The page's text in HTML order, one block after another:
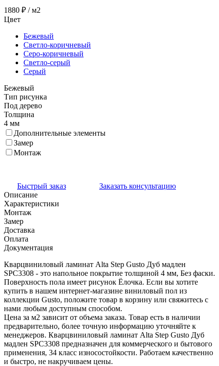
1880 ₽ / м2
Цвет
Бежевый
Светло-коричневый
Серо-коричневый
Светло-серый
Серый
Бежевый
Тип рисунка
Под дерево
Толщина
4 мм
Дополнительные элементы
Замер
Монтаж
Быстрый заказ
Заказать консультацию
Описание
Характеристики
Монтаж
Замер
Доставка
Оплата
Документация
Кварцвиниловый ламинат Alta Step Gusto Дуб мадлен
SPC3308 - это напольное покрытие толщиной 4 мм, Без фаски.
Поверхность пола имеет рисунок Ёлочка. Если вы хотите
купить в нашем интернет-магазине виниловый пол из
коллекции Gusto, положите товар в корзину или свяжитесь с
нами любым доступным способом.
Цена за м2 зависит от объема заказа. Товар есть в наличии
предварительно, более точную информацию уточняйте к
менеджеров. Кварцвиниловый ламинат Alta Step Gusto Дуб
мадлен SPC3308 предназначен для коммерческого и бытового
применения, 34 класс износостойкости. Работаем качественно
и быстро, не накручиваем цены.